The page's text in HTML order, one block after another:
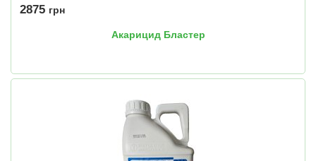
2875 грн
Акарицид Бластер